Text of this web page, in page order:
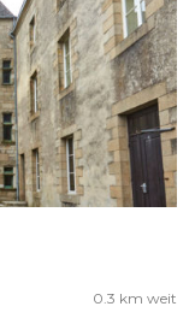
0.3 km weit